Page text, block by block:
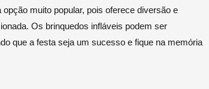
muito popular, pois oferece diversão e
Os brinquedos infláveis podem ser
que a festa seja um sucesso e fique na memória